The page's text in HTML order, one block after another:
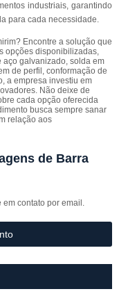
industriais, garantindo
para cada necessidade.
Encontre a solução que
opções disponibilizadas,
aço galvanizado, solda em
de perfil, conformação de
a empresa investiu em
Não deixe de
cada opção oferecida
busca sempre sanar
relação aos
de Barra
em contato por email.